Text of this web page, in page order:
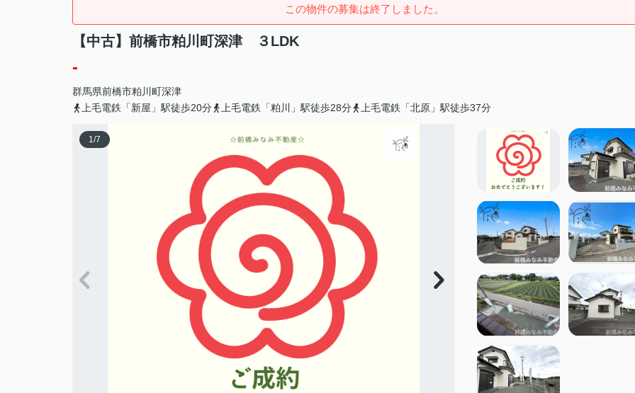
この物件の募集は終了しました。
【中古】前橋市粕川町深津 ３LDK
-
群馬県前橋市粕川町深津
上毛電鉄「新屋」駅徒歩20分
上毛電鉄「粕川」駅徒歩28分 上毛電鉄「北原」駅徒歩37分
1/7